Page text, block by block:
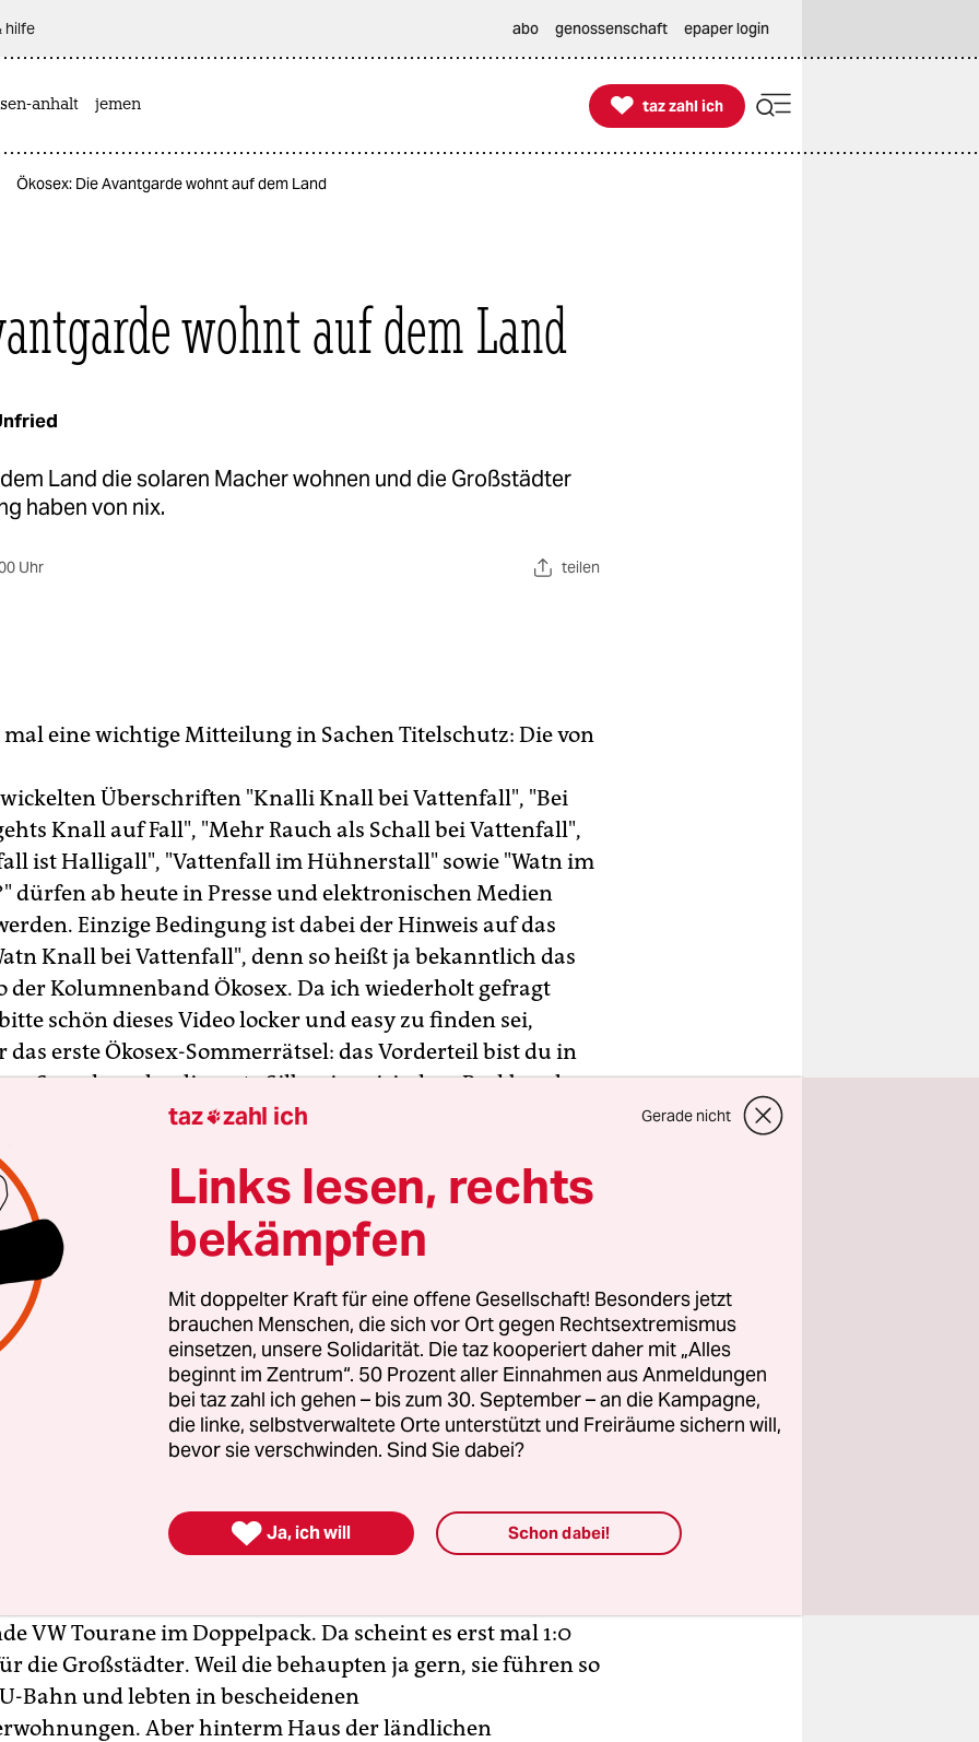
hilfe abo genossenschaft epaper login
anhalt jemen 
taz zahl ich
taz zahl ich
Ökosex: Die Avantgarde wohnt auf dem Land
wohnt auf dem Land
Land die solaren Macher wohnen und die Großstädter
haben von nix.
Uhr teilen
eine wichtige Mitteilung in Sachen Titelschutz: Die von
Überschriften "Knalli Knall bei Vattenfall", "Bei
Knall auf Fall", "Mehr Rauch als Schall bei Vattenfall",
ist Halligall", "Vattenfall im Hühnerstall" sowie "Watn im
dürfen ab heute in Presse und elektronischen Medien
Einzige Bedingung ist dabei der Hinweis auf das
Knall bei Vattenfall", denn so heißt ja bekanntlich das
der Kolumnenband Ökosex. Da ich wiederholt gefragt
schön dieses Video locker und easy zu finden sei,
erste Ökosex-Sommerrätsel: das Vorderteil bist du in
Sprache, oder die erste Silbe einer irischen Rockband, wo
immer eine Sonnenbrille trägt, auch wenn die Sonne nicht
im Hinterteil ist das, worauf eilige Autofahrer drücken,
das Gegenteil der solaren Effizienzrevolution bedeutet.
Sommerreise" und weiteren Rätseln.
dem Ökosexmobil von Maastricht 550 Kilometer gen
mit einem Energieverbrauch von weniger als einem
Pflanzenöl pro Passagier, um zu ermitteln: Und wo
in Deutschland das Herz der solaren
Wer hat mehr kapiert: Großstadtnasen oder
sind wir da, wo sich Jagst und Kocher gute Nacht
von Württemberg. Beinah 100 Kilometer von der
wohnt. Die normale Familie beispielsweise in Neuler haust
nach auf 250 Quadratkilometern in palastartigen
VW Tourane im Doppelpack. Da scheint es erst mal 1:0
die Großstädter. Weil die behaupten ja gern, sie führen so
Bahn und lebten in bescheidenen
Aber hinterm Haus der ländlichen
taz zahl ich Gerade nicht
Links lesen, rechts
bekämpfen
Mit doppelter Kraft für eine offene Gesellschaft! Besonders jetzt
brauchen Menschen, die sich vor Ort gegen Rechtsextremismus
einsetzen, unsere Solidarität. Die taz kooperiert daher mit „Alles
beginnt im Zentrum“. 50 Prozent aller Einnahmen aus Anmeldungen
bei taz zahl ich gehen – bis zum 30. September – an die Kampagne,
die linke, selbstverwaltete Orte unterstützt und Freiräume sichern will,
bevor sie verschwinden. Sind Sie dabei?
 Ja, ich will Schon dabei!